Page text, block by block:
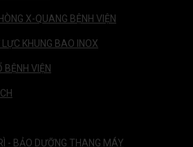
X-QUANG BỆNH VIỆN
KHUNG BAO INOX
BỆNH VIỆN
- BẢO DƯỠNG THANG MÁY